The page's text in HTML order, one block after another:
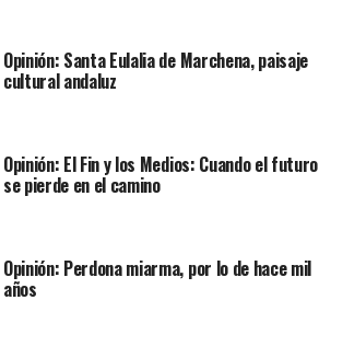
Opinión: Santa Eulalia de Marchena, paisaje
cultural andaluz
Opinión: El Fin y los Medios: Cuando el futuro
se pierde en el camino
Opinión: Perdona miarma, por lo de hace mil
años